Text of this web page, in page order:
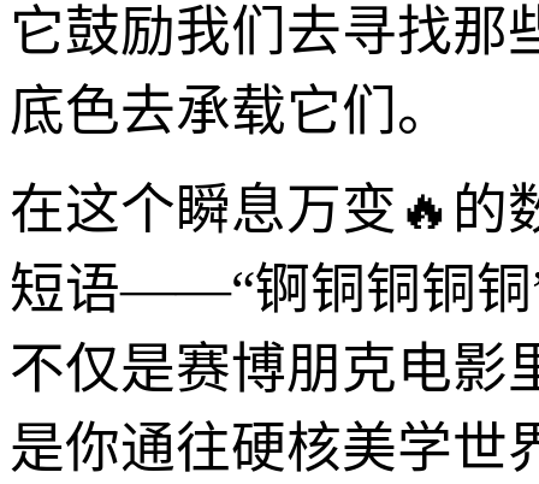
它鼓励我们去寻找那
底色去承载它们。
在这个瞬息万变🔥的
短语——“锕铜铜铜铜
不仅是赛博朋克电影
是你通往硬核美学世